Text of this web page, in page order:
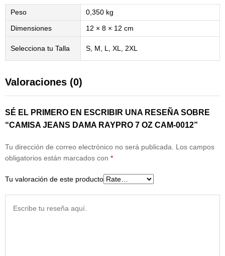
Peso
0,350 kg
Dimensiones
12 × 8 × 12 cm
Selecciona tu Talla S, M, L, XL, 2XL
Valoraciones (0)
SÉ EL PRIMERO EN ESCRIBIR UNA RESEÑA SOBRE
“CAMISA JEANS DAMA RAYPRO 7 OZ CAM-0012”
Tu dirección de correo electrónico no será publicada.
Los campos
obligatorios están marcados con *
Tu valoración de este producto